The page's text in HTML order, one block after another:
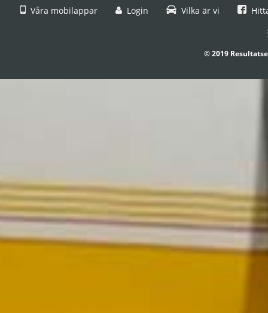
Våra mobilappar Login Vilka är vi
© 2019